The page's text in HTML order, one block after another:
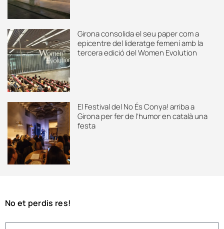
Girona consolida el seu paper com a
epicentre del lideratge femení amb la
tercera edició del Women Evolution
El Festival del No És Conya! arriba a
Girona per fer de l’humor en català una
festa
No et perdis res!